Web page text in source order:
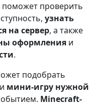
поможет проверить
узнать
на сервер, а также
оформления и
.
подобрать
мини-игру нужной
Minecraft-